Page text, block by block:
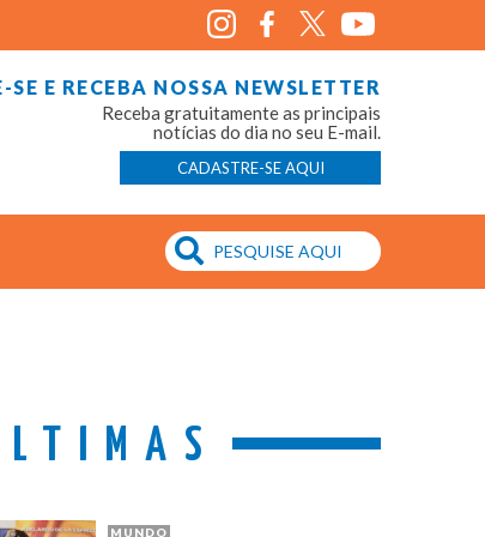
SE E RECEBA NOSSA NEWSLETTER
Receba gratuitamente as principais
notícias do dia no seu E-mail.
CADASTRE-SE AQUI
MUNDO